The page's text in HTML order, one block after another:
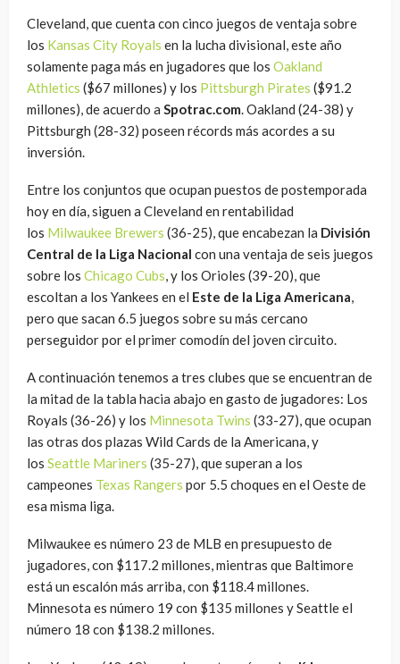
Cleveland, que cuenta con cinco juegos de ventaja sobre
los Kansas City Royals en la lucha divisional, este año
solamente paga más en jugadores que los Oakland
Athletics ($67 millones) y los Pittsburgh Pirates ($91.2
millones), de acuerdo a Spotrac.com. Oakland (24-38) y
Pittsburgh (28-32) poseen récords más acordes a su
inversión.
Entre los conjuntos que ocupan puestos de postemporada
hoy en día, siguen a Cleveland en rentabilidad
los Milwaukee Brewers (36-25), que encabezan la División
Central de la Liga Nacional con una ventaja de seis juegos
sobre los Chicago Cubs, y los Orioles (39-20), que
escoltan a los Yankees en el Este de la Liga Americana,
pero que sacan 6.5 juegos sobre su más cercano
perseguidor por el primer comodín del joven circuito.
A continuación tenemos a tres clubes que se encuentran de
la mitad de la tabla hacia abajo en gasto de jugadores: Los
Royals (36-26) y los Minnesota Twins (33-27), que ocupan
las otras dos plazas Wild Cards de la Americana, y
los Seattle Mariners (35-27), que superan a los
campeones Texas Rangers por 5.5 choques en el Oeste de
esa misma liga.
Milwaukee es número 23 de MLB en presupuesto de
jugadores, con $117.2 millones, mientras que Baltimore
está un escalón más arriba, con $118.4 millones.
Minnesota es número 19 con $135 millones y Seattle el
número 18 con $138.2 millones.